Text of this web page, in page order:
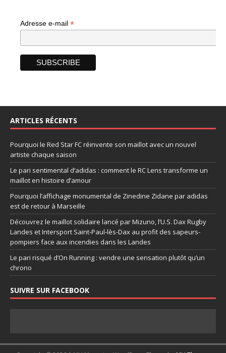
Adresse e-mail *
ARTICLES RÉCENTS
Pourquoi le Red Star FC réinvente son maillot avec un nouvel
artiste chaque saison
Le pari sentimental d’adidas : comment le RC Lens transforme un
maillot en histoire d’amour
Pourquoi l’affichage monumental de Zinedine Zidane par adidas
est de retour à Marseille
Découvrez le maillot solidaire lancé par Mizuno, l’U.S. Dax Rugby
Landes et Intersport Saint-Paul-lès-Dax au profit des sapeurs-
pompiers face aux incendies dans les Landes
Le pari risqué d’On Running : vendre une sensation plutôt qu’un
chrono
SUIVRE SUR FACEBOOK